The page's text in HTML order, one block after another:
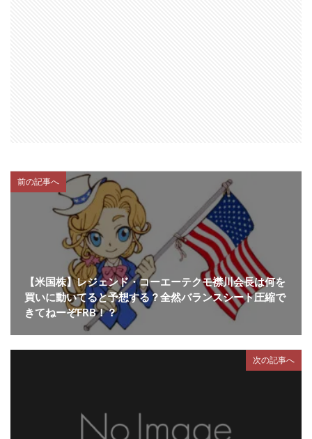
前の記事へ
【米国株】レジェンド・コーエーテクモ襟川会長は何を
買いに動いてると予想する？全然バランスシート圧縮で
きてねーぞFRB！？
次の記事へ